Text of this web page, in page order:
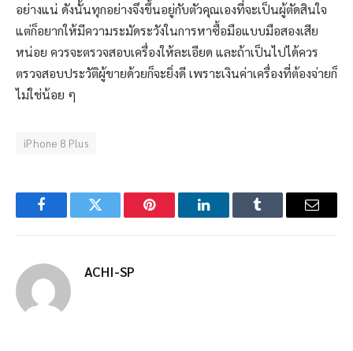
อย่างแน่ ดังนั้นทุกอย่างจึงขึ้นอยู่กับตัวคุณเองที่จะเป็นผู้ตัดสินใจ
แต่ก็อยากให้มีความระมัดระวังในการหาซื้อมือแบบมือสองเสีย
หน่อย ควรจะตรวจสอบเครื่องให้ละเอียด และถ้าเป็นไปได้ควร
ตรวจสอบประวัติผู้ขายด้วยก็จะยิ่งดี เพราะเงินค่าเครื่องที่ต้องจ่ายก็
ไม่ใช่น้อย ๆ
iPhone 8 Plus
FacebookTwitter Pinterest LinkedInTumblr Email
ACHI-SP